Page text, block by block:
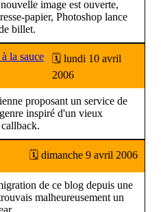
image est ouverte,
papier, Photoshop lance
billet.
la sauce
🗓 lundi 10 avril
2006
proposant un service de
inspiré d'un vieux
🗓 dimanche 9 avril 2006
de ce blog depuis une
malheureusement un